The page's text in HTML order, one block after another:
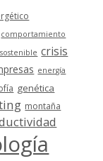
comportamiento
crisis
energía
genética
montaña